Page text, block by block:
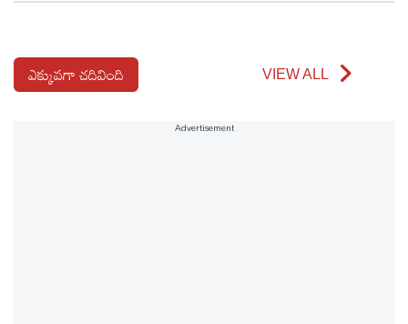
ఎక్కువగా చదివింది VIEW ALL
Advertisement